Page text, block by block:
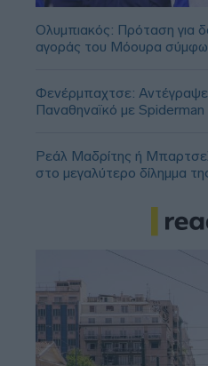
Ολυμπιακός: Πρόταση για
αγοράς του Μόουρα
Φενέρμπαχτσε:
Παναθηναϊκό με Spiderman
Ρεάλ Μαδρίτης ή
στο μεγαλύτερο δίλημμα